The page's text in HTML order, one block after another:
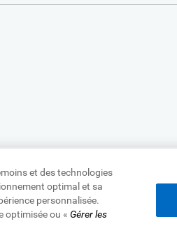
1995-2026
des renseignements et Sécurité
et des technologies
optimal et sa
personnalisée.
optimisée ou « Gérer les